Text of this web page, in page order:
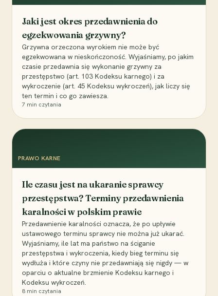
Jaki jest okres przedawnienia do
egzekwowania grzywny?
Grzywna orzeczona wyrokiem nie może być
egzekwowana w nieskończoność. Wyjaśniamy, po jakim
czasie przedawnia się wykonanie grzywny za
przestępstwo (art. 103 Kodeksu karnego) i za
wykroczenie (art. 45 Kodeksu wykroczeń), jak liczy się
ten termin i co go zawiesza.
7 min czytania
PRAWO KARNE
Ile czasu jest na ukaranie sprawcy
przestępstwa? Terminy przedawnienia
karalności w polskim prawie
Przedawnienie karalności oznacza, że po upływie
ustawowego terminu sprawcy nie można już ukarać.
Wyjaśniamy, ile lat ma państwo na ściganie
przestępstwa i wykroczenia, kiedy bieg terminu się
wydłuża i które czyny nie przedawniają się nigdy — w
oparciu o aktualne brzmienie Kodeksu karnego i
Kodeksu wykroczeń.
8 min czytania